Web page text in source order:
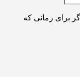
برای زمانی که